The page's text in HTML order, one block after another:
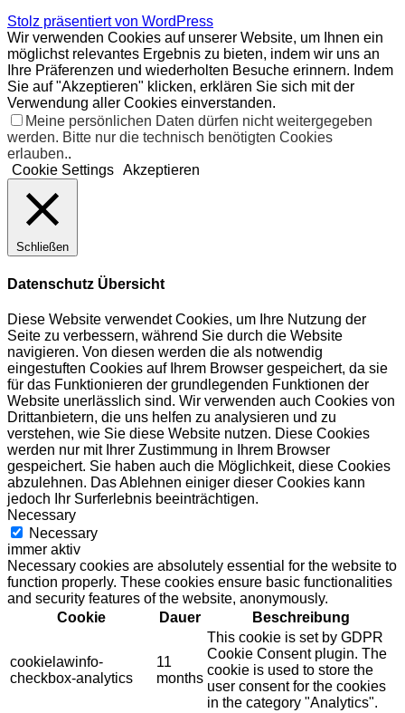
Stolz präsentiert von WordPress
Wir verwenden Cookies auf unserer Website, um Ihnen ein
möglichst relevantes Ergebnis zu bieten, indem wir uns an
Ihre Präferenzen und wiederholten Besuche erinnern. Indem
Sie auf "Akzeptieren" klicken, erklären Sie sich mit der
Verwendung aller Cookies einverstanden.
Meine persönlichen Daten dürfen nicht weitergegeben
werden. Bitte nur die technisch benötigten Cookies
erlauben..
Cookie Settings Akzeptieren
Schließen
Datenschutz Übersicht
Diese Website verwendet Cookies, um Ihre Nutzung der
Seite zu verbessern, während Sie durch die Website
navigieren. Von diesen werden die als notwendig
eingestuften Cookies auf Ihrem Browser gespeichert, da sie
für das Funktionieren der grundlegenden Funktionen der
Website unerlässlich sind. Wir verwenden auch Cookies von
Drittanbietern, die uns helfen zu analysieren und zu
verstehen, wie Sie diese Website nutzen. Diese Cookies
werden nur mit Ihrer Zustimmung in Ihrem Browser
gespeichert. Sie haben auch die Möglichkeit, diese Cookies
abzulehnen. Das Ablehnen einiger dieser Cookies kann
jedoch Ihr Surferlebnis beeinträchtigen.
Necessary
Necessary
immer aktiv
Necessary cookies are absolutely essential for the website to
function properly. These cookies ensure basic functionalities
and security features of the website, anonymously.
Cookie
Dauer Beschreibung
cookielawinfo-
checkbox-analytics
11
months
This cookie is set by GDPR
Cookie Consent plugin. The
cookie is used to store the
user consent for the cookies
in the category "Analytics".